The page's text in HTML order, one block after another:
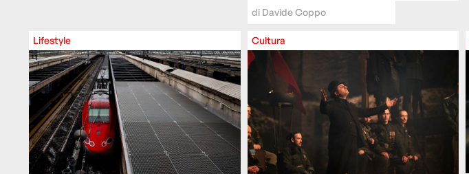
di Davide Coppo
Lifestyle Cultura